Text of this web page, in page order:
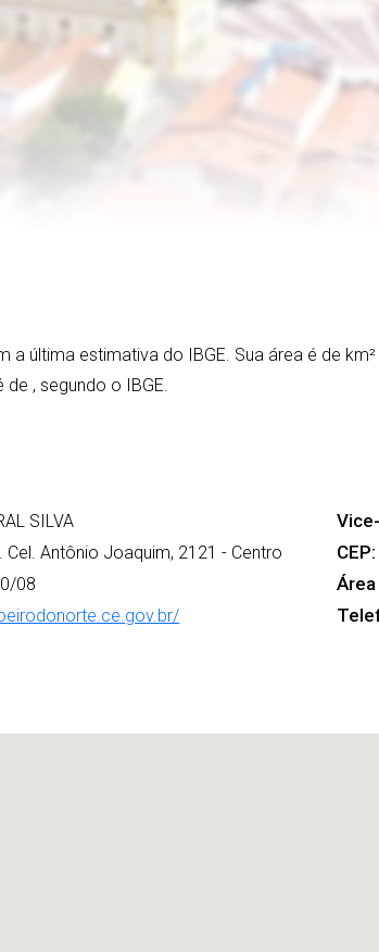
a última estimativa do IBGE. Sua área é de
de , segundo o IBGE.
SILVA
Cel. Antônio Joaquim, 2121 - Centro
08
CEP: